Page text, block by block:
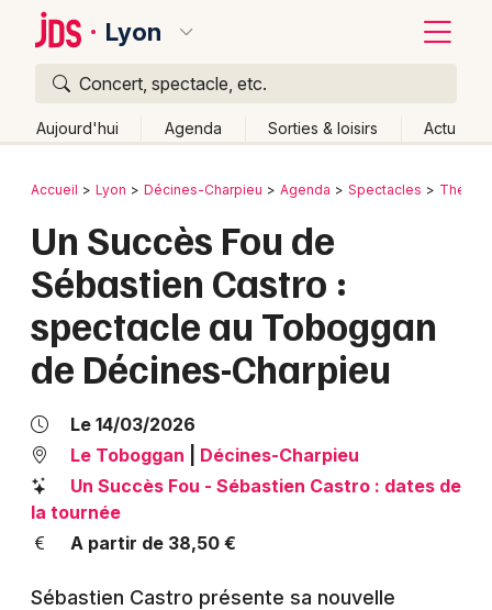
Lyon
Concert, spectacle, etc.
Aujourd'hui Agenda Sorties & loisirs Actu
Publier un événement
Grands événements
Activité & Expérience
Manifestations
Foires & salons
Spectacles
Concerts
Bordeaux
Colmar
Lille
Lyon
Marseille
Mulhouse
Montpellier
Nantes
Nice
Retour
Accueil Lyon Décines-Charpieu Agenda Spectacles Théâtre
Un Succès Fou de
Sébastien Castro :
spectacle au Toboggan
de Décines-Charpieu
Le 14/03/2026
Le Toboggan
Décines-Charpieu
Un Succès Fou - Sébastien Castro : dates de
la tournée
A partir de 38,50 €
Sébastien Castro présente sa nouvelle
Quoi ?
Où ?
Près de moi
Changer de lieu
Quand ?
Effacer les dates
Aujourd'hui
Demain Ce week-end Autre